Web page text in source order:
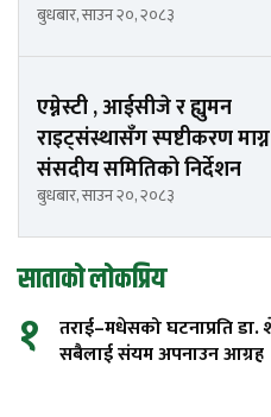
बुधबार, साउन २०, २०८३
एम्नेस्टी , आईसीजे र ह्युमन
राइट्संस्थासँग स्पष्टीकरण माग्न
संसदीय समितिको निर्देशन
बुधबार, साउन २०, २०८३
साताको लोकप्रिय
१
तराई–मधेसको घटनाप्रति
सबैलाई संयम अपनाउन आग्रह